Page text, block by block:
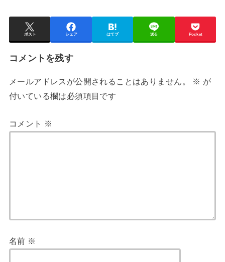
ポスト シェア はてブ 送る Pocket
コメントを残す
メールアドレスが公開されることはありません。 ※ が
付いている欄は必須項目です
コメント ※
名前 ※